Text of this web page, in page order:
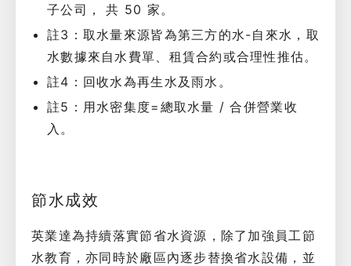
子公司， 共 50 家。
註3：取水量來源皆為第三方的水-自來水，取
水數據來自水費單、租賃合約或合理性推估。
註4：回收水為再生水及雨水。
註5：用水密集度=總取水量 / 合併營業收
入。
節水成效
英業達為持續落實節省水資源，除了加強員工節
水教育，亦同時於廠區內逐步替換省水設備，並